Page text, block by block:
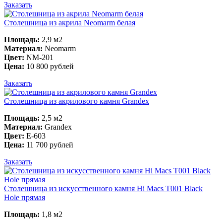
Заказать
Столешница из акрила Neomarm белая
Площадь: 2,9 м2
Материал: Neomarm
Цвет: NM-201
Цена: 10 800 рублей
Заказать
Столешница из акрилового камня Grandex
Площадь: 2,5 м2
Материал: Grandex
Цвет: E-603
Цена: 11 700 рублей
Заказать
Столешница из искусственного камня Hi Macs T001 Black
Hole прямая
Площадь: 1,8 м2